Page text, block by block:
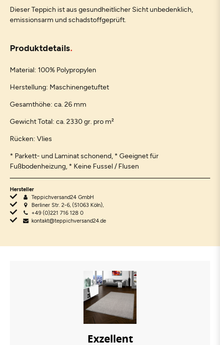
Dieser Teppich ist aus gesundheitlicher Sicht unbedenklich,
emissionsarm und schadstoffgeprüft.
Produktdetails
Material: 100% Polypropylen
Herstellung: Maschinengetuftet
Gesamthöhe: ca. 26 mm
Gewicht Total: ca. 2330 gr. pro m²
Rücken: Vlies
* Parkett- und Laminat schonend, * Geeignet für
Fußbodenheizung, * Keine Fussel / Flusen
Hersteller
Teppichversand24 GmbH
Berliner Str. 2-6, (51063 Köln),
+49 (0)221 716 128 0
kontakt@teppichversand24.de
Exzellent